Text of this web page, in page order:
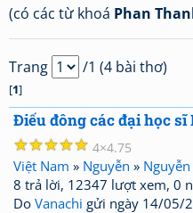
(có các từ khoá Phan
Trang /1 (4 bài thơ)
[1]
Điếu đông các đại học
☆
☆
☆
☆
☆ 4 4.75
Việt Nam » Nguyễn »
8 trả lời, 12347 lượt xem, 0
Do Vanachi gửi ngày 14/05/